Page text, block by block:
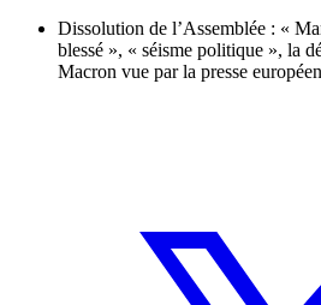
Dissolution de l’Assemblée : «
blessé », « séisme politique », la
Macron vue par la presse